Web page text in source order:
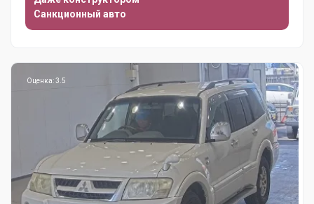
Санкционный авто
Оценка: 3.5